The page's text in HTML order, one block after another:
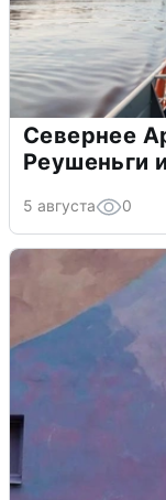
Севернее
Реушеньги
5 августа 0